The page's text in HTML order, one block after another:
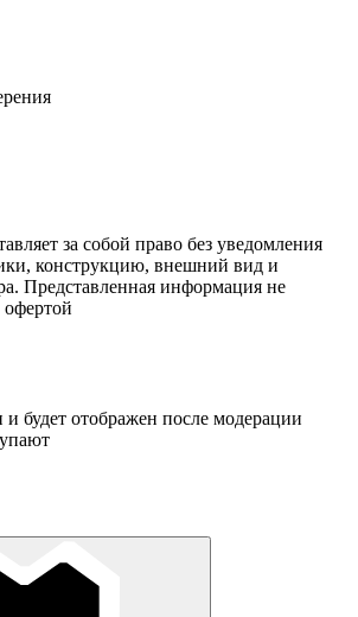
за собой право без уведомления
конструкцию, внешний вид и
Представленная информация не
офертой
будет отображен после модерации